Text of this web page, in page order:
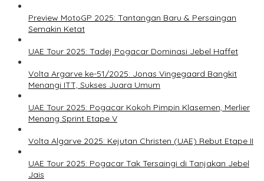
Preview MotoGP 2025: Tantangan Baru & Persaingan
Semakin Ketat
UAE Tour 2025: Tadej Pogacar Dominasi Jebel Haffet
Volta Argarve ke-51/2025: Jonas Vingegaard Bangkit
Menangi ITT, Sukses Juara Umum
UAE Tour 2025: Pogacar Kokoh Pimpin Klasemen, Merlier
Menang Sprint Etape V
Volta Algarve 2025: Kejutan Christen (UAE) Rebut Etape II
UAE Tour 2025: Pogacar Tak Tersaingi di Tanjakan Jebel
Jais